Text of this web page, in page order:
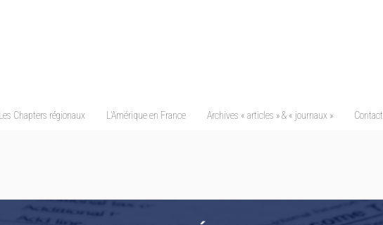
Les Chapters régionaux L’Amérique en France Archives « articles » & « journaux » Contact